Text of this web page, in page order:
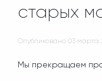
старых
Опубликовано 03 марта
Мы прекращаем